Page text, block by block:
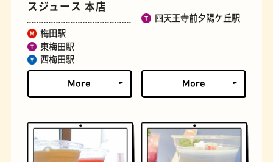
定食 おいもスイーツ
スジュース 本店
梅田駅
東梅田駅
西梅田駅
四天王寺前夕陽ケ丘駅